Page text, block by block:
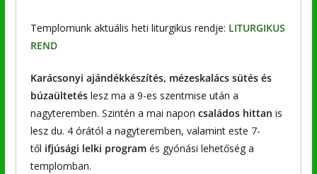
Templomunk aktuális heti liturgikus rendje: LITURGIKUS
REND
Karácsonyi ajándékkészítés, mézeskalács sütés és
búzaültetéslesz ma a 9-es szentmise után a
nagyteremben. Szintén a mai napon családos hittan is
lesz du. 4 órától a nagyteremben, valamint este 7-
től ifjúsági lelki programés gyónási lehetőség a
templomban.